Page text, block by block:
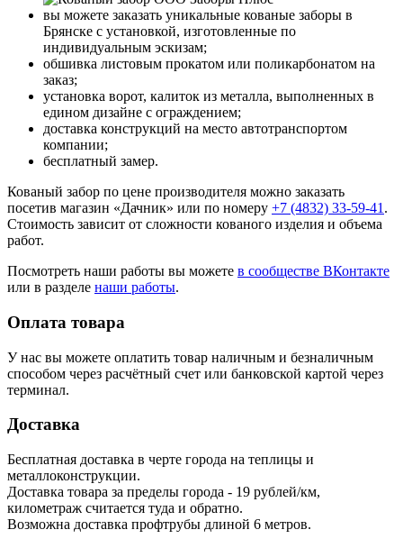
вы можете заказать уникальные кованые заборы в
Брянске с установкой, изготовленные по
индивидуальным эскизам;
обшивка листовым прокатом или поликарбонатом на
заказ;
установка ворот, калиток из металла, выполненных в
едином дизайне с ограждением;
доставка конструкций на место автотранспортом
компании;
бесплатный замер.
Кованый забор по цене производителя можно заказать
посетив магазин «Дачник» или по номеру +7 (4832) 33-59-41 .
Стоимость зависит от сложности кованого изделия и объема
работ.
Посмотреть наши работы вы можете в сообществе ВКонтакте
или в разделе наши работы.
Оплата товара
У нас вы можете оплатить товар наличным и безналичным
способом через расчётный счет или банковской картой через
терминал.
Доставка
Бесплатная доставка в черте города на теплицы и
металлоконструкции.
Доставка товара за пределы города - 19 рублей/км,
километраж считается туда и обратно.
Возможна доставка профтрубы длиной 6 метров.